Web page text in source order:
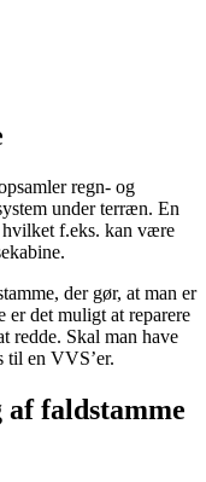
regn- og
under terræn. En
hvilket f.eks. kan være
der gør, at man er
det muligt at reparere
redde. Skal man have
til en VVS’er.
faldstamme